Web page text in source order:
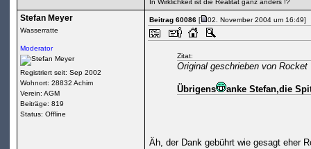
In Wirklichkeit ist die Realität ganz anders !?
Stefan Meyer
Wasserratte
Moderator
Registriert seit: Sep 2002
Wohnort: 28832 Achim
Verein: AGM
Beiträge: 819
Status: Offline
Beitrag 60086[ 02. November 2004 um 16:49]
Zitat:
Original geschrieben von Rocket
Übrigens anke Stefan,die
Äh, der Dank gebührt wie gesagt eher